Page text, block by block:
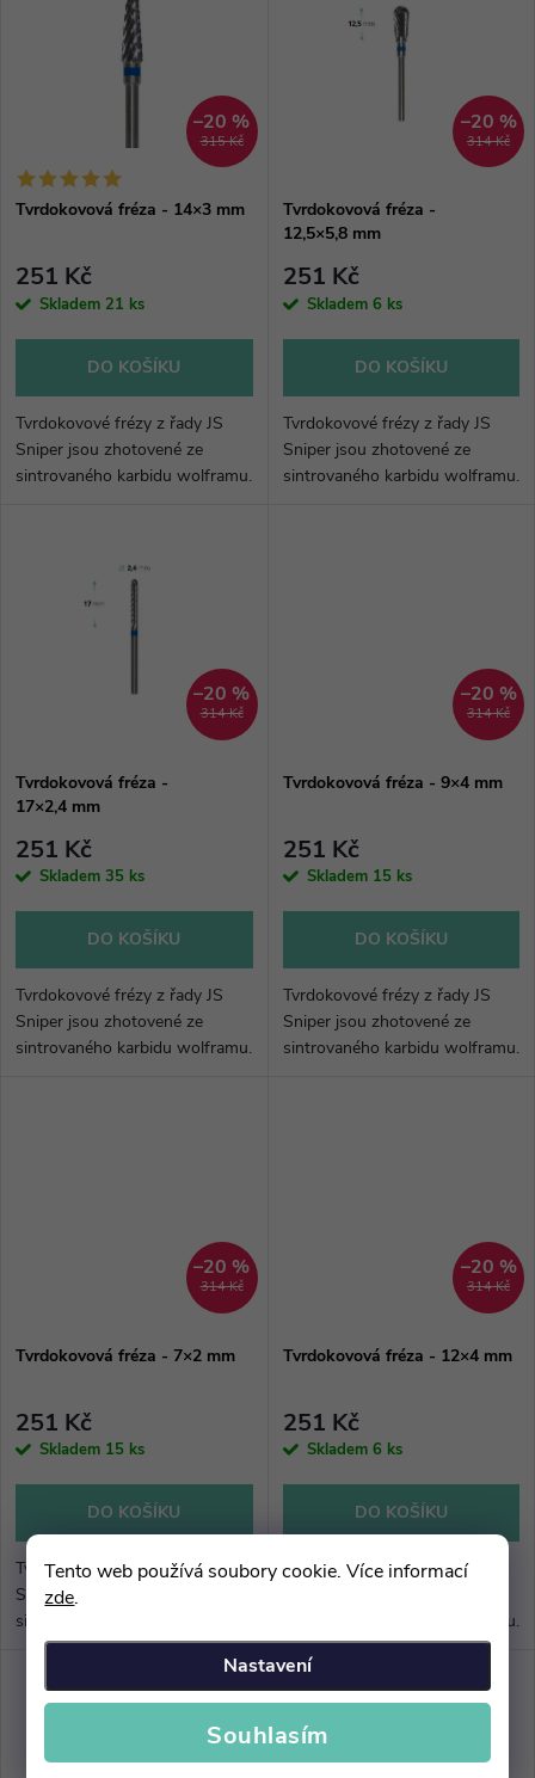
Tento web používá soubory cookie. Více informací
zde.
Nastavení
Souhlasím
í
p
r
o
d
u
s
p
r
d
u
315 Kč
–20 %
Tvrdokovová fréza - 14×3 mm
251 Kč
Skladem 21 ks
DO KOŠÍKU
Tvrdokovové frézy z řady JS
Sniper jsou zhotovené ze
sintrovaného karbidu wolframu.
314 Kč
–20 %
Tvrdokovová fréza -
12,5×5,8 mm
251 Kč
Skladem 6 ks
DO KOŠÍKU
Tvrdokovové frézy z řady JS
Sniper jsou zhotovené ze
sintrovaného karbidu wolframu.
314 Kč
–20 %
Tvrdokovová fréza -
17×2,4 mm
251 Kč
Skladem 35 ks
DO KOŠÍKU
Tvrdokovové frézy z řady JS
Sniper jsou zhotovené ze
sintrovaného karbidu wolframu.
314 Kč
–20 %
Tvrdokovová fréza - 9×4 mm
251 Kč
Skladem 15 ks
DO KOŠÍKU
Tvrdokovové frézy z řady JS
Sniper jsou zhotovené ze
sintrovaného karbidu wolframu.
314 Kč
–20 %
Tvrdokovová fréza - 7×2 mm
251 Kč
Skladem 15 ks
DO KOŠÍKU
Tvrdokovové frézy z řady JS
Sniper jsou zhotovené ze
sintrovaného karbidu wolframu.
Vyznačují se nejlepším
314 Kč
–20 %
Tvrdokovová fréza - 12×4 mm
251 Kč
Skladem 6 ks
DO KOŠÍKU
Tvrdokovové frézy z řady JS
sintrovaného karbidu wolframu.
Vyznačují se nejlepším
poměrem cena/kvalita.